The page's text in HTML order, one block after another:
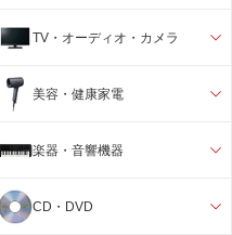
TV・オーディオ・カメラ
美容・健康家電
楽器・音響機器
CD・DVD